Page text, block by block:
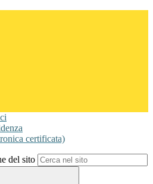
certificata)
del sito